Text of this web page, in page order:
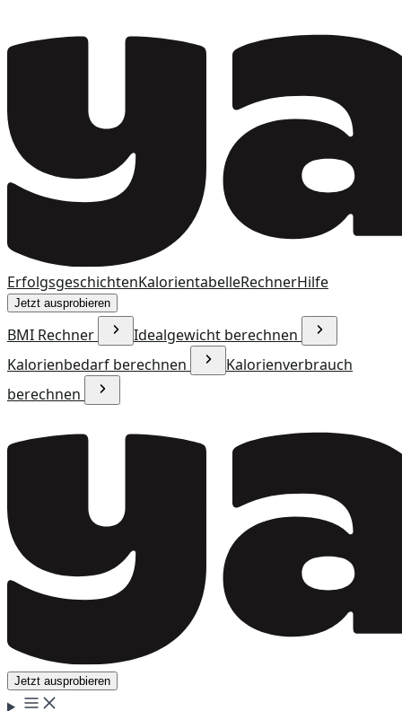
ErfolgsgeschichtenKalorientabelleRechnerHilfe
Jetzt ausprobieren
BMI Rechner
Idealgewicht berechnen
Kalorienbedarf berechnen
Kalorienverbrauch
berechnen
Jetzt ausprobieren